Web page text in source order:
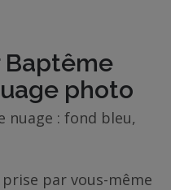
Baptême
photo
nuage : fond bleu,
par vous-même